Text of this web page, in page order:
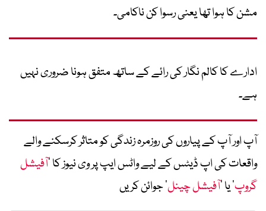
مشن کا ہوا تھا یعنی رسوا کن ناکامی۔
ادارے کا کالم نگار کی رائے کے ساتھ متفق ہونا ضروری نہیں
ہے۔
آپ اور آپ کے پیاروں کی روزمرہ زندگی کو متاثر کرسکنے والے
واقعات کی اپ ڈیٹس کے لیے واٹس ایپ پر وی نیوز کا ’آفیشل
گروپ‘ یا ’آفیشل چینل‘ جوائن کریں